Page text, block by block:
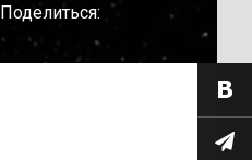
Поделиться: